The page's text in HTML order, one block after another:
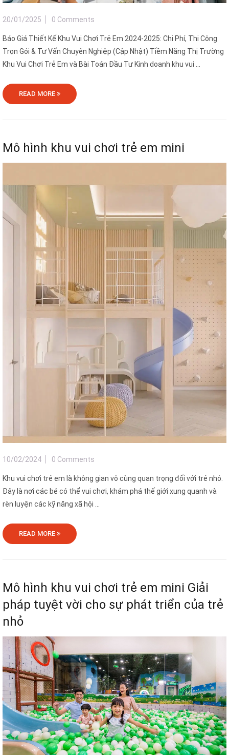
20/01/2025 0 Comments
Báo Giá Thiết Kế Khu Vui Chơi Trẻ Em 2024-2025: Chi Phí, Thi Công
Trọn Gói & Tư Vấn Chuyên Nghiệp (Cập Nhật) Tiềm Năng Thị Trường
Khu Vui Chơi Trẻ Em và Bài Toán Đầu Tư Kinh doanh khu vui ...
READ MORE
Mô hình khu vui chơi trẻ em mini
10/02/2024 0 Comments
Khu vui chơi trẻ em là không gian vô cùng quan trọng đối với trẻ nhỏ.
Đây là nơi các bé có thể vui chơi, khám phá thế giới xung quanh và
rèn luyện các kỹ năng xã hội ...
READ MORE
Mô hình khu vui chơi trẻ em mini Giải
pháp tuyệt vời cho sự phát triển của trẻ
nhỏ